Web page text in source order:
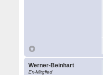
Werner-Beinhart
Ex-Mitglied